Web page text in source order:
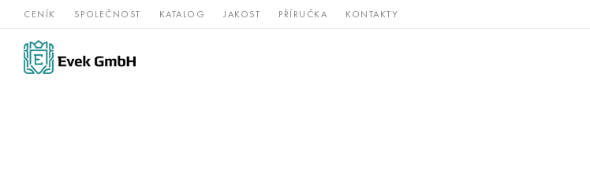
CENÍK SPOLEČNOST KATALOG JAKOST PŘÍRUČKA KONTAKTY
Slitiny
niklu
nerezová Vzácné a Bronz,